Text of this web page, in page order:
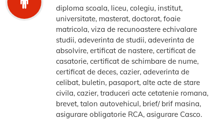
diploma scoala, liceu, colegiu, institut,
universitate, masterat, doctorat, foaie
matricola, viza de recunoastere echivalare
studii, adeverinta de studii, adeverinta de
absolvire, ertificat de nastere, certificat de
casatorie, certificat de schimbare de nume,
certificat de deces, cazier, adeverinta de
celibat, buletin, pasaport, alte acte de stare
civila, cazier, traduceri acte cetatenie romana,
brevet, talon autovehicul, brief/ brif masina,
asigurare obligatorie RCA, asigurare Casco.